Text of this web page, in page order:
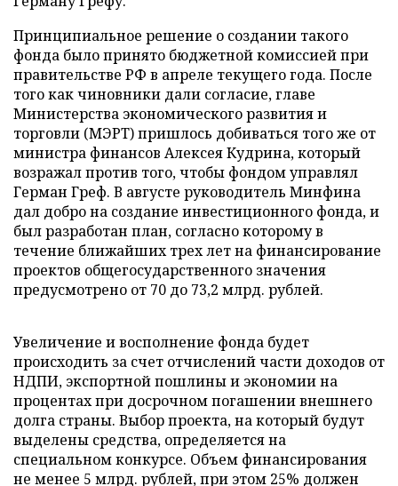
Принципиальное решение о создании такого
фонда было принято бюджетной комиссией при
правительстве РФ в апреле текущего года. После
того как чиновники дали согласие, главе
Министерства экономического развития и
торговли (МЭРТ) пришлось добиваться того же от
министра финансов Алексея Кудрина, который
возражал против того, чтобы фондом управлял
Герман Греф. В августе руководитель Минфина
дал добро на создание инвестиционного фонда, и
был разработан план, согласно которому в
течение ближайших трех лет на финансирование
проектов общегосударственного значения
предусмотрено от 70 до 73,2 млрд. рублей.
Увеличение и восполнение фонда будет
происходить за счет отчислений части доходов от
НДПИ, экспортной пошлины и экономии на
процентах при досрочном погашении внешнего
долга страны. Выбор проекта, на который будут
выделены средства, определяется на
специальном конкурсе. Объем финансирования
не менее 5 млрд. рублей, при этом 25% должен